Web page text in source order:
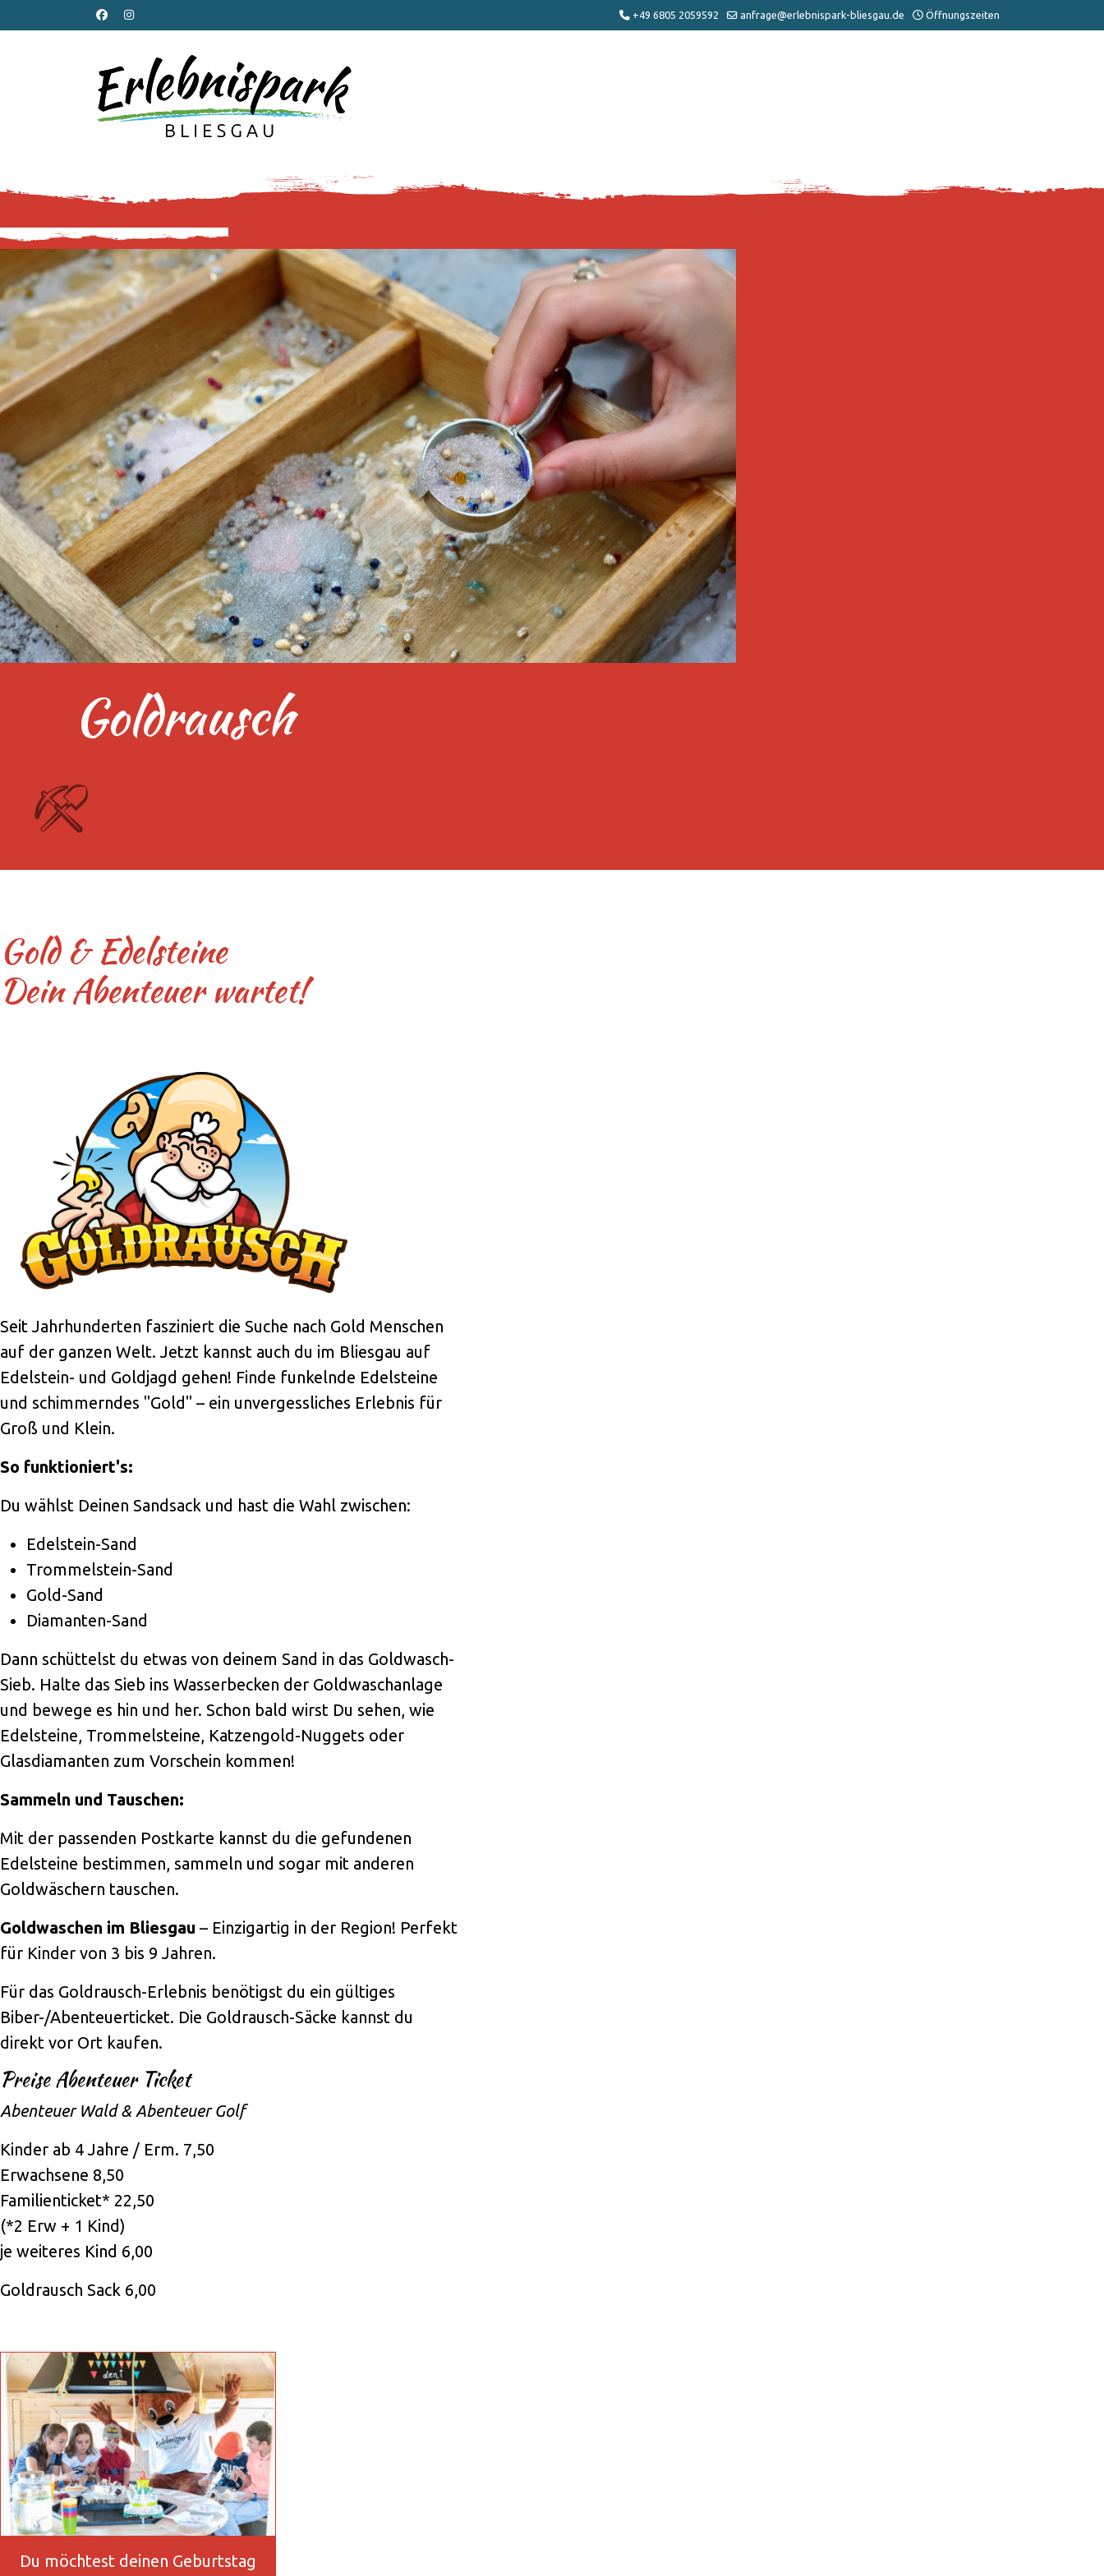
+49 6805 2059592 anfrage@erlebnispark-bliesgau.de Öffnungszeiten
Goldrausch
Gold & Edelsteine
Dein Abenteuer wartet!
Seit Jahrhunderten fasziniert die Suche nach Gold Menschen
auf der ganzen Welt. Jetzt kannst auch du im Bliesgau auf
Edelstein- und Goldjagd gehen! Finde funkelnde Edelsteine
und schimmerndes "Gold" – ein unvergessliches Erlebnis für
Groß und Klein.
So funktioniert's:
Du wählst Deinen Sandsack und hast die Wahl zwischen:
Edelstein-Sand
Trommelstein-Sand
Gold-Sand
Diamanten-Sand
Dann schüttelst du etwas von deinem Sand in das Goldwasch-
Sieb. Halte das Sieb ins Wasserbecken der Goldwaschanlage
und bewege es hin und her. Schon bald wirst Du sehen, wie
Edelsteine, Trommelsteine, Katzengold-Nuggets oder
Glasdiamanten zum Vorschein kommen!
Sammeln und Tauschen:
Mit der passenden Postkarte kannst du die gefundenen
Edelsteine bestimmen, sammeln und sogar mit anderen
Goldwäschern tauschen.
Goldwaschen im Bliesgau – Einzigartig in der Region! Perfekt
für Kinder von 3 bis 9 Jahren.
Für das Goldrausch-Erlebnis benötigst du ein gültiges
Biber-/Abenteuerticket. Die Goldrausch-Säcke kannst du
direkt vor Ort kaufen.
Preise Abenteuer Ticket
Abenteuer Wald & Abenteuer Golf
Kinder ab 4 Jahre / Erm. 7,50
Erwachsene 8,50
Familienticket* 22,50
(*2 Erw + 1 Kind)
je weiteres Kind 6,00
Goldrausch Sack 6,00
Du möchtest deinen Geburtstag